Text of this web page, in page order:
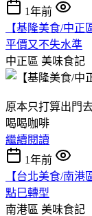
1年前
【基隆美食/中
平價又不失水準
中正區 美味食記
原本只打算出門
喝喝咖啡
繼續閱讀
1年前
【台北美食/南港
點巳轉型
南港區 美味食記